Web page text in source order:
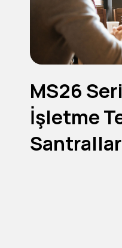
MS26
İşletme